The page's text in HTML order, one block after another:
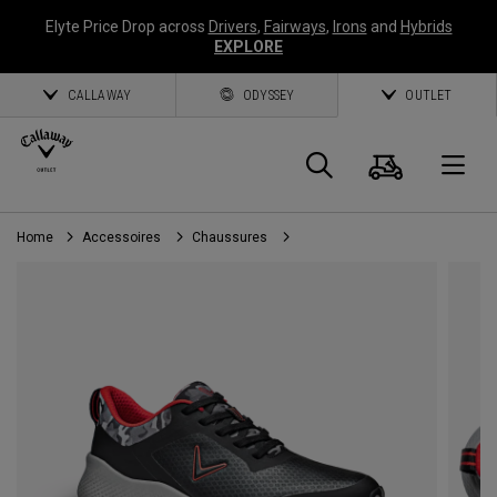
Elyte Price Drop across Drivers, Fairways, Irons and Hybrids
EXPLORE
CALLAWAY ODYSSEY OUTLET
Panier
Home Accessoires Chaussures